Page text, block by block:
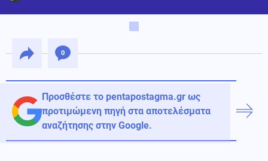
0
Προσθέστε το pentapostagma.gr ως
προτιμώμενη πηγή στα αποτελέσματα
αναζήτησης στην Google.